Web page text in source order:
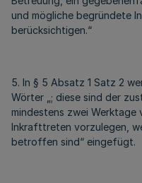
und mögliche begründete
berücksichtigen.“
5. In § 5 Absatz 1 Satz 2
Wörter „; diese sind der
mindestens zwei
Inkrafttreten vorzulegen,
betroffen sind“ eingefügt.